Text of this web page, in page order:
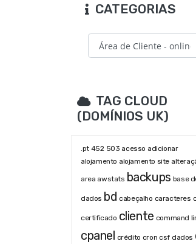
CATEGORIAS
TAG CLOUD
(DOMÍNIOS UK)
.pt 452 503 acesso adicionar
alojamento alojamento site
area awstats backups base
dados bd cabeçalho caracteres
certificado cliente command
cpanel crédito cron csf dados